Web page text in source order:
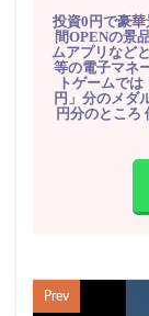
投資0円で豪
間OPENの景
ムアプリなど
等の電子マネ
トゲームで
円」分のメダ
円分のところ
Prev